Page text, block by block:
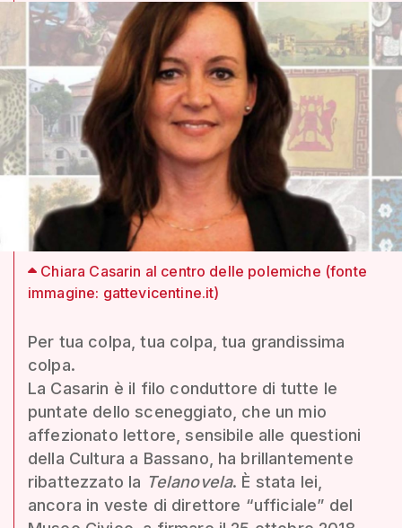
Chiara Casarin al centro delle polemiche (fonte
immagine: gattevicentine.it)
Per tua colpa, tua colpa, tua grandissima
colpa.
La Casarin è il filo conduttore di tutte le
puntate dello sceneggiato, che un mio
affezionato lettore, sensibile alle questioni
della Cultura a Bassano, ha brillantemente
ribattezzato la Telanovela. È stata lei,
ancora in veste di direttore “ufficiale” del